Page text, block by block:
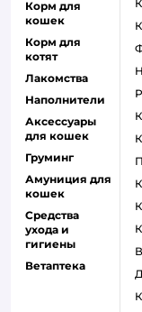
Корм для
кошек
Корм для
котят
Лакомства
Наполнители
Аксессуары
для кошек
Груминг
Амуниция для
кошек
Средства
ухода и
гигиены
Ветаптека